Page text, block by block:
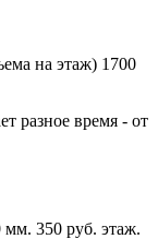
на этаж) 1700
разное время - от
мм. 350 руб. этаж.